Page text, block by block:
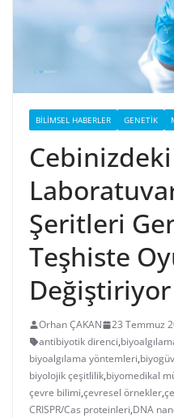
BILIMSEL HABERLER GENETIK
Cebinizdeki
Şeritleri
Teşhiste
Değiştiriyor
Orhan ÇAKAN 23 Temmuz
antibiyotik direnci,
biyoalgılama yöntemleri,
biyolojik çeşitlilik,biyomedikal
çevre bilimi,çevresel örnekler,
CRISPR/Cas proteinleri,DNA